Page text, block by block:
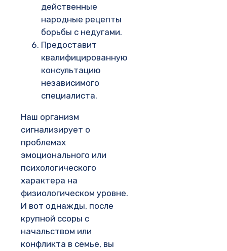
действенные
народные рецепты
борьбы с недугами.
Предоставит
квалифицированную
консультацию
независимого
специалиста.
Наш организм
сигнализирует о
проблемах
эмоционального или
психологического
характера на
физиологическом уровне.
И вот однажды, после
крупной ссоры с
начальством или
конфликта в семье, вы